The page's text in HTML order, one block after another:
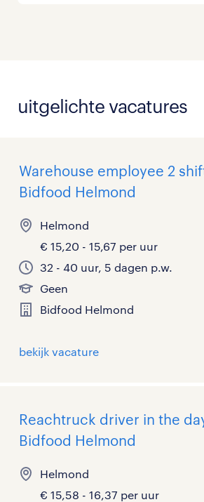
uitgelichte vacatures
Warehouse employee 2
Bidfood Helmond
Helmond
€ 15,20 - 15,67 per uur
32 - 40 uur, 5 dagen p.w.
Geen
Bidfood Helmond
bekijk vacature
Reachtruck driver in the
Bidfood Helmond
Helmond
€ 15,58 - 16,37 per uur